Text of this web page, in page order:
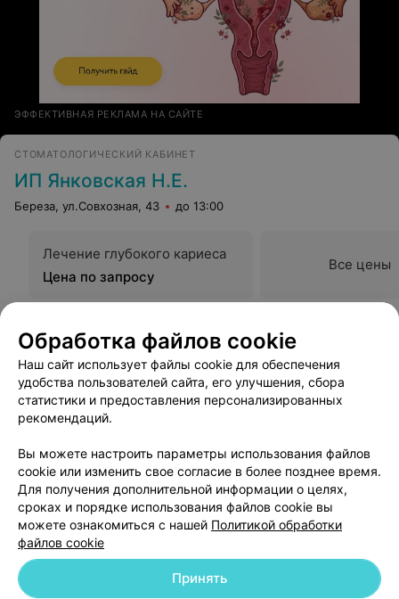
ЭФФЕКТИВНАЯ РЕКЛАМА НА САЙТЕ
СТОМАТОЛОГИЧЕСКИЙ КАБИНЕТ
ИП Янковская Н.Е.
Береза, ул.Совхозная, 43 до 13:00
Лечение глубокого кариеса
Цена по запросу
Все цены
Добавить компанию
Добавить специалиста
Обработка файлов cookie
Наш сайт использует файлы cookie для обеспечения
удобства пользователей сайта, его улучшения, сбора
статистики и предоставления персонализированных
рекомендаций.
Вы можете настроить параметры использования файлов
cookie или изменить свое согласие в более позднее время.
Для получения дополнительной информации о целях,
сроках и порядке использования файлов cookie вы
можете ознакомиться с нашей Политикой обработки
файлов cookie
Принять